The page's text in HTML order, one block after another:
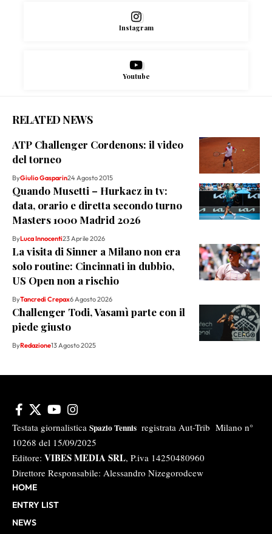
Instagram
Youtube
RELATED NEWS
ATP Challenger Cordenons: il video
del torneo
ByGiulio Gasparin24 Agosto 2015
Quando Musetti – Hurkacz in tv:
data, orario e diretta secondo turno
Masters 1000 Madrid 2026
ByLuca Innocenti23 Aprile 2026
La visita di Sinner a Milano non era
solo routine: Cincinnati in dubbio,
US Open non a rischio
ByTancredi Crepax6 Agosto 2026
Challenger Todi, Vasamì parte con il
piede giusto
ByRedazione13 Agosto 2025
Testata giornalistica Spazio Tennis registrata Aut-Trib Milano n°
10268 del 15/09/2025
Editore: VIBES MEDIA SRL, P.iva 14250480960
Direttore Responsabile: Alessandro Nizegorodcew
HOME
ENTRY LIST
NEWS